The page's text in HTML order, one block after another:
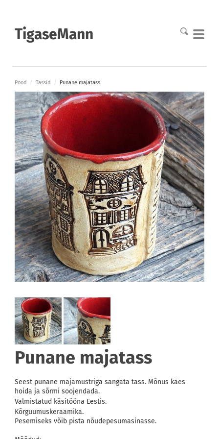
TigaseMann
Pood / Tassid / Punane majatass
Punane majatass
Seest punane majamustriga sangata tass. Mõnus käes
hoida ja sõrmi soojendada.
Valmistatud käsitööna Eestis.
Kõrguumuskeraamika.
Pesemiseks võib pista nõudepesumasinasse.